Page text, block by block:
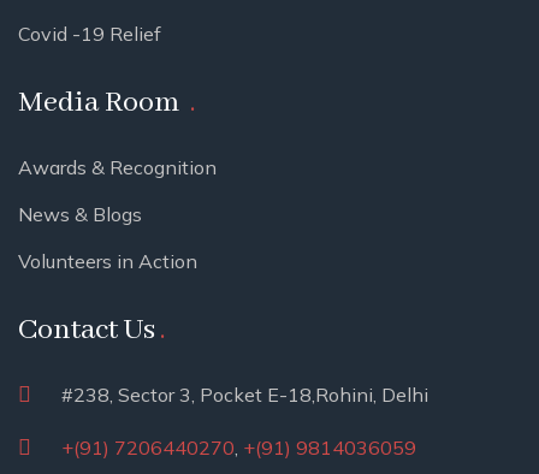
Covid -19 Relief
Media Room
Awards & Recognition
News & Blogs
Volunteers in Action
Contact Us
#238, Sector 3, Pocket E-18,Rohini, Delhi
+(91) 7206440270 +(91) 9814036059